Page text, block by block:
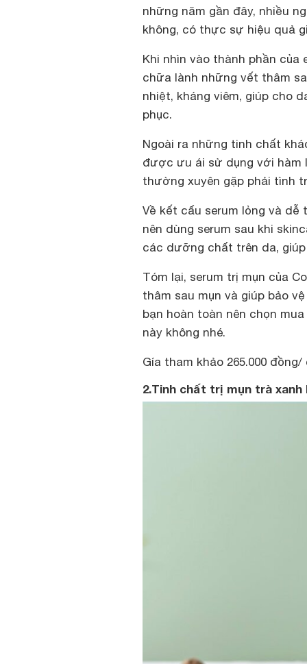
những năm gần đây, nhiều
không, có thực sự hiệu quả
Khi nhìn vào thành phần của
chữa lành những vết thâm
nhiệt, kháng viêm, giúp cho
phục.
Ngoài ra những tinh chất
được ưu ái sử dụng với
thường xuyên gặp phải tình
Về kết cấu serum lỏng và
nên dùng serum sau khi
các dưỡng chất trên da,
Tóm lại, serum trị mụn của
thâm sau mụn và giúp bảo
bạn hoàn toàn nên chọn
này không nhé.
Gía tham khảo 265.000 đồng/
2.Tinh chất trị mụn trà